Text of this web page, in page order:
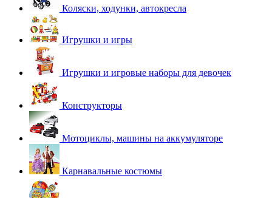
Коляски, ходунки, автокресла
Игрушки и игры
Игрушки и игровые наборы для девочек
Конструкторы
Мотоциклы, машины на аккумуляторе
Карнавальные костюмы